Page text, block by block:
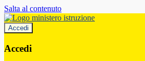
Salta al contenuto
Accedi
Accedi